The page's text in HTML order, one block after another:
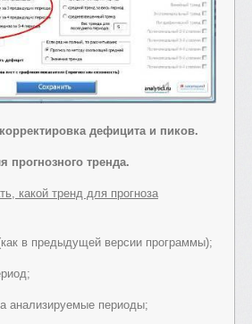
дефицита и пиков.
прогнозного тренда.
какой тренд для прогноза
в предыдущей версии программы);
анализируемые периоды;